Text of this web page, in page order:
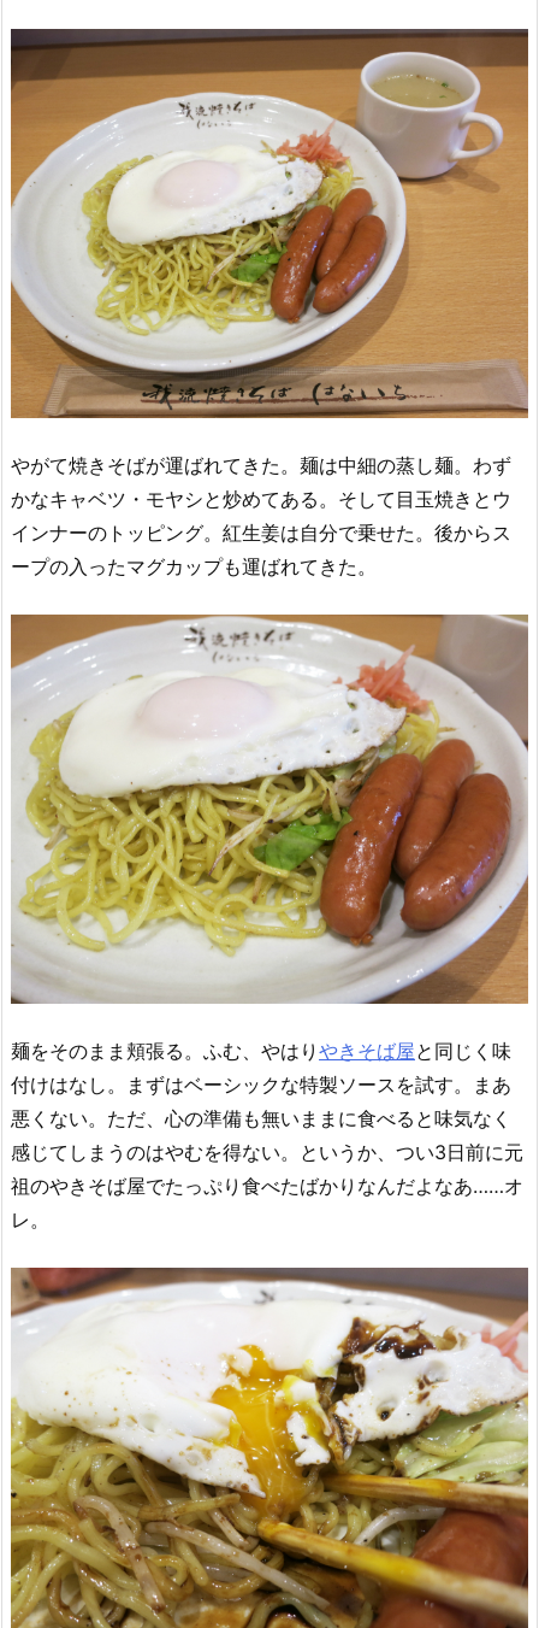
やがて焼きそばが運ばれてきた。麺は中細の蒸し麺。わず
かなキャベツ・モヤシと炒めてある。そして目玉焼きとウ
インナーのトッピング。紅生姜は自分で乗せた。後からス
ープの入ったマグカップも運ばれてきた。
麺をそのまま頬張る。ふむ、やはり やきそば屋と同じく味
付けはなし。まずはベーシックな特製ソースを試す。まあ
悪くない。ただ、心の準備も無いままに食べると味気なく
感じてしまうのはやむを得ない。というか、つい3日前に元
祖のやきそば屋でたっぷり食べたばかりなんだよなあ……オ
レ。